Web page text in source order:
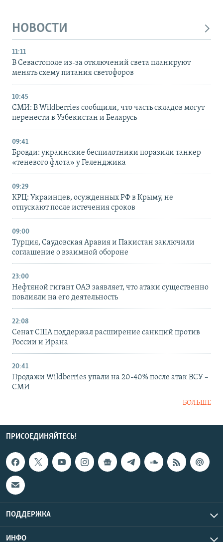
НОВОСТИ
11:11
В Севастополе из-за отключений света планируют
менять схему питания светофоров
10:45
СМИ: В Wildberries сообщили, что часть складов могут
перенести в Узбекистан и Беларусь
09:41
Бровди: украинские беспилотники поразили танкер
«теневого флота» у Геленджика
09:29
КРЦ: Украинцев, осужденных РФ в Крыму, не
отпускают после истечения сроков
09:00
Турция, Саудовская Аравия и Пакистан заключили
соглашение о взаимной обороне
23:00
Нефтяной гигант ОАЭ заявляет, что атаки существенно
повлияли на его деятельность
22:08
Сенат США поддержал расширение санкций против
России и Ирана
20:41
Продажи Wildberries упали на 20-40% после атак ВСУ –
СМИ
БОЛЬШЕ
ПРИСОЕДИНЯЙТЕСЬ!
ПОДДЕРЖКА
ИНФО